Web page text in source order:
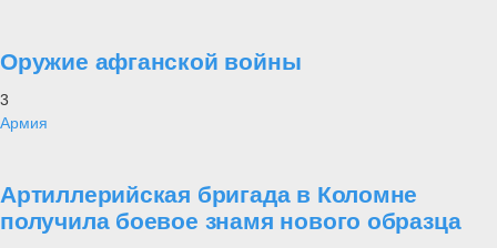
Оружие афганской войны
3
Армия
Артиллерийская бригада в Коломне
получила боевое знамя нового образца